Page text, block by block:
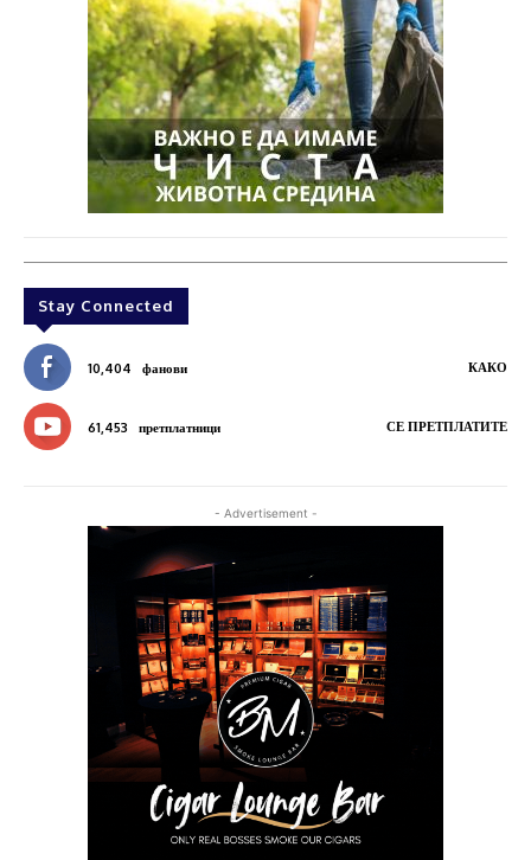
Stay Connected
10,404 фанови КАКО
61,453 претплатници СЕ ПРЕТПЛАТИТЕ
- Advertisement -